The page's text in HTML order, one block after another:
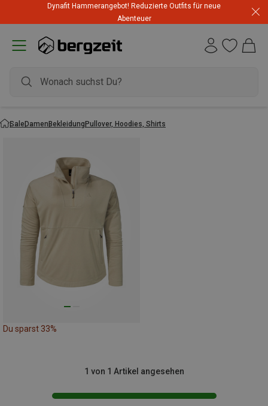
Dynafit Hammerangebot! Reduzierte Outfits für neue
Abenteuer
SaleDamenBekleidungPullover, Hoodies, Shirts
Du sparst 33%
1 von 1 Artikel angesehen